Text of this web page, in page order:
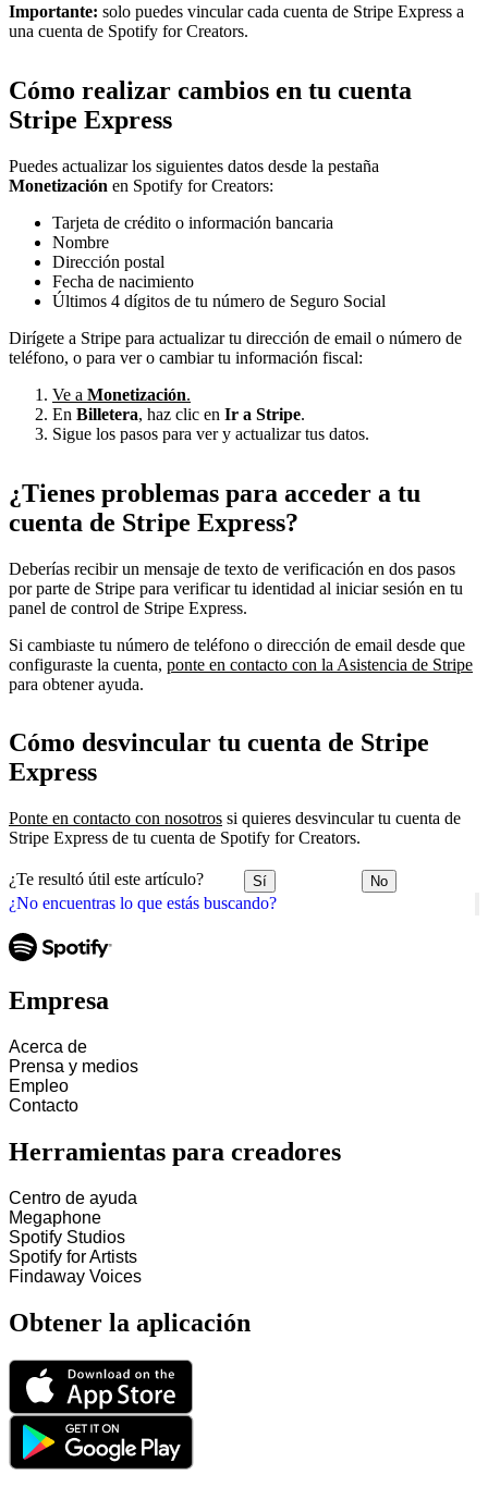
¿No encuentras lo que estás buscando?
Importante: solo puedes vincular cada cuenta de Stripe Express a
una cuenta de Spotify for Creators.
Cómo realizar cambios en tu cuenta
Stripe Express
Puedes actualizar los siguientes datos desde la pestaña
Monetización en Spotify for Creators:
Tarjeta de crédito o información bancaria
Nombre
Dirección postal
Fecha de nacimiento
Últimos 4 dígitos de tu número de Seguro Social
Dirígete a Stripe para actualizar tu dirección de email o número de
teléfono, o para ver o cambiar tu información fiscal:
Ve a Monetización.
En Billetera, haz clic en Ir a Stripe.
Sigue los pasos para ver y actualizar tus datos.
¿Tienes problemas para acceder a tu
cuenta de Stripe Express?
Deberías recibir un mensaje de texto de verificación en dos pasos
por parte de Stripe para verificar tu identidad al iniciar sesión en tu
panel de control de Stripe Express.
Si cambiaste tu número de teléfono o dirección de email desde que
configuraste la cuenta, ponte en contacto con la Asistencia de Stripe
para obtener ayuda.
Cómo desvincular tu cuenta de Stripe
Express
Ponte en contacto con nosotros si quieres desvincular tu cuenta de
Stripe Express de tu cuenta de Spotify for Creators.
¿Te resultó útil este artículo? Sí No
Empresa
Acerca de
Prensa y medios
Empleo
Contacto
Herramientas para creadores
Centro de ayuda
Megaphone
Spotify Studios
Spotify for Artists
Findaway Voices
Obtener la aplicación